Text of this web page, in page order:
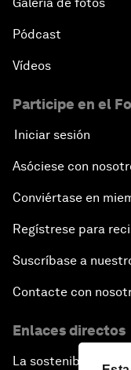
Galería de fotos
Pódcast
Vídeos
Participe en el
Iniciar sesión
Asóciese con
Conviértase en
Regístrese para
Suscríbase a
Contacte con
Enlaces directos
La sostenibilidad en